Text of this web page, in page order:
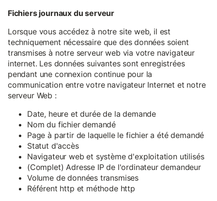
Fichiers journaux du serveur
Lorsque vous accédez à notre site web, il est
techniquement nécessaire que des données soient
transmises à notre serveur web via votre navigateur
internet. Les données suivantes sont enregistrées
pendant une connexion continue pour la
communication entre votre navigateur Internet et notre
serveur Web :
Date, heure et durée de la demande
Nom du fichier demandé
Page à partir de laquelle le fichier a été demandé
Statut d'accès
Navigateur web et système d'exploitation utilisés
(Complet) Adresse IP de l'ordinateur demandeur
Volume de données transmises
Référent http et méthode http